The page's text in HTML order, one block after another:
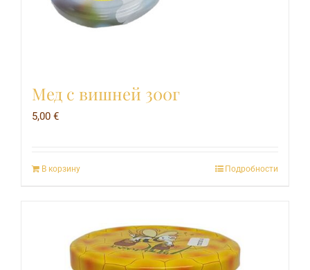
Мед с вишней 300г
5,00 €
В корзину Подробности